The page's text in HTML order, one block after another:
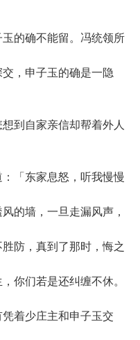
的确不能留。冯统领所
，申子玉的确是一隐
到自家亲信却帮着外人
「东家息怒，听我慢慢
的墙，一旦走漏风声，
防，真到了那时，悔之
你们若是还纠缠不休。
着少庄主和申子玉交